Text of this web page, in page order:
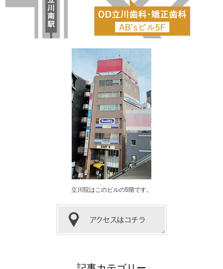
立川院はこのビルの5階です。